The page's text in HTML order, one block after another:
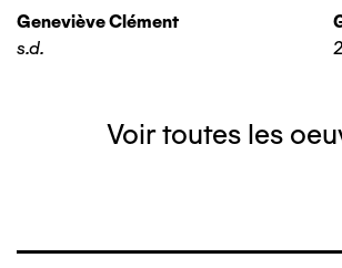
Geneviève Clément
s.d.
Voir toutes les